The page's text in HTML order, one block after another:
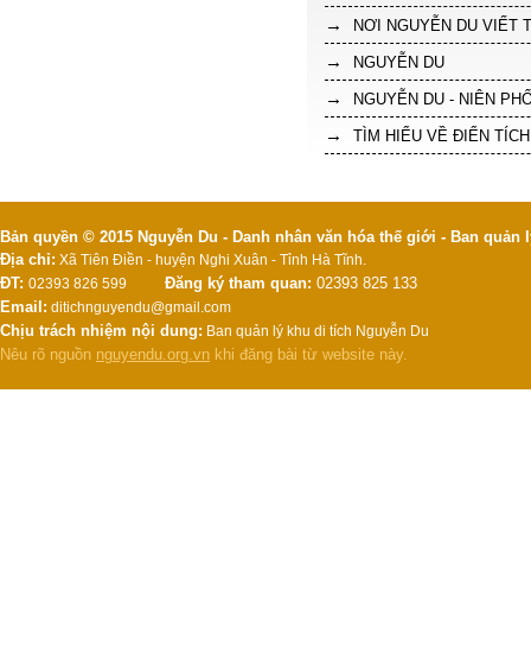
NƠI NGUYỄN DU VIẾT
NGUYỄN DU
NGUYỄN DU - NIÊN
TÌM HIỂU VỀ ĐIỂN
Bản quyền © 2015 Nguyễn Du - Danh nhân văn hóa thế giới - Ban
Địa chỉ: Xã Tiên Điền - huyện Nghi Xuân - Tỉnh Hà Tĩnh.
ĐT: 02393 826 599 Đăng ký tham quan: 02393 825 133
Email: ditichnguyendu@gmail.com
Chịu trách nhiệm nội dung: Ban quản lý khu di tích Nguyễn Du
Nêu rõ nguồn nguyendu.org.vn khi đăng bài từ website này.